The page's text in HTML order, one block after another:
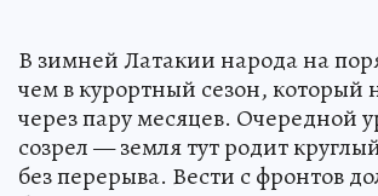
В зимней Латакии народа на
чем в курортный сезон, который
через пару месяцев. Очередной
созрел — земля тут родит
без перерыва. Вести с фронтов